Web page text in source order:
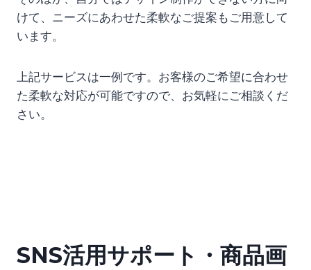
けて、ニーズにあわせた柔軟なご提案もご用意して
います。
上記サービスは一例です。お客様のご希望に合わせ
た柔軟な対応が可能ですので、お気軽にご相談くだ
さい。
SNS活用サポート・商品画